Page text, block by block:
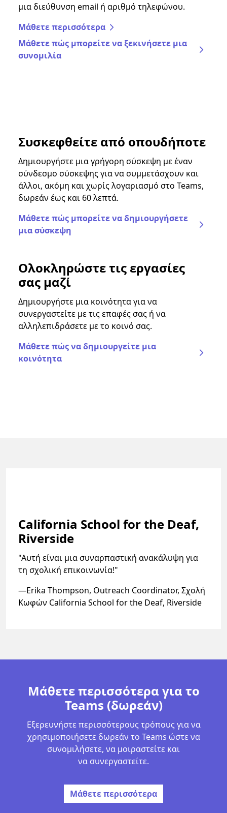
μια διεύθυνση email ή αριθμό τηλεφώνου.
Μάθετε περισσότερα
Μάθετε πώς μπορείτε να ξεκινήσετε μια
συνομιλία
Συσκεφθείτε από οπουδήποτε
Δημιουργήστε μια γρήγορη σύσκεψη με έναν
σύνδεσμο σύσκεψης για να συμμετάσχουν και
άλλοι, ακόμη και χωρίς λογαριασμό στο Teams,
δωρεάν έως και 60 λεπτά.
Μάθετε πώς μπορείτε να δημιουργήσετε
μια σύσκεψη
Ολοκληρώστε τις εργασίες
σας μαζί
Δημιουργήστε μια κοινότητα για να
συνεργαστείτε με τις επαφές σας ή να
αλληλεπιδράσετε με το κοινό σας.
Μάθετε πώς να δημιουργείτε μια
κοινότητα
California School for the Deaf,
Riverside
"Αυτή είναι μια συναρπαστική ανακάλυψη για
τη σχολική επικοινωνία!"
—Erika Thompson, Outreach Coordinator, Σχολή
Κωφών California School for the Deaf, Riverside
Μάθετε περισσότερα για το
Teams (δωρεάν)
Εξερευνήστε περισσότερους τρόπους για να
χρησιμοποιήσετε δωρεάν το Teams ώστε να
συνομιλήσετε, να μοιραστείτε και
να συνεργαστείτε.​
Μάθετε περισσότερα